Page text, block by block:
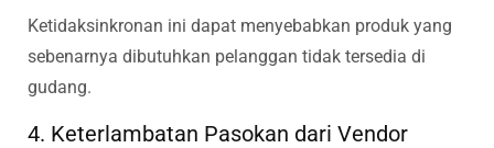
Ketidaksinkronan ini dapat menyebabkan produk yang
sebenarnya dibutuhkan pelanggan tidak tersedia di
gudang.
4. Keterlambatan Pasokan dari Vendor